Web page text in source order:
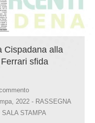
Cispadana alla
sfida
, 2022 - RASSEGNA
SALA STAMPA